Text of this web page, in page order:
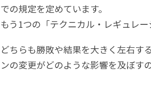
での規定を定めています。
もう1つの「テクニカル・レギュレ
どちらも勝敗や結果を大きく左右す
ンの変更がどのような影響を及ぼす